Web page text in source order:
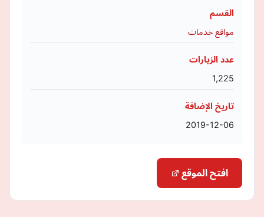
القسم
مواقع خدمات
عدد الزيارات
1,225
تاريخ الإضافة
2019-12-06
افتح الموقع